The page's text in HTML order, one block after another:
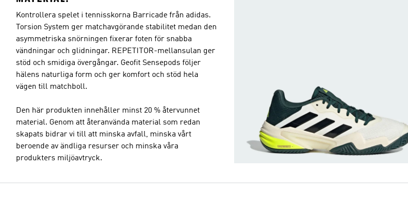
Kontrollera spelet i tennisskorna Barricade från adidas.
Torsion System ger matchavgörande stabilitet medan den
asymmetriska snörningen fixerar foten för snabba
vändningar och glidningar. REPETITOR-mellansulan ger
stöd och smidiga övergångar. Geofit Sensepods följer
hälens naturliga form och ger komfort och stöd hela
vägen till matchboll.
Den här produkten innehåller minst 20 % återvunnet
material. Genom att återanvända material som redan
skapats bidrar vi till att minska avfall, minska vårt
beroende av ändliga resurser och minska våra
produkters miljöavtryck.